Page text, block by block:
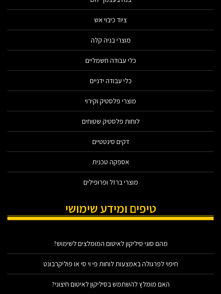
ציוד כיבוי אש
מוצרי בניה קלה
כלי עבודה חשמליים
כלי עבודה ידניים
מוצרי פלסטיק וקירוי
לוחות פלסטיק שטוחים
דקים סינטטיים
אספקה טכנית
מוצרי ברזל ופרופילים
טיפים ומידע שימושי
מהם סוגי סיליקון לאיטום המומלצים לשימוש?
חיפוי לפרגולה באמצעות לוחות פי וי סי או פוליקרבונט
האם מומלץ להשתמש בסיליקון לאיטום חיצוני?